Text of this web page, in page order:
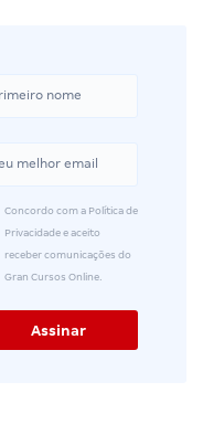
Concordo com a Política de
Privacidade e aceito
receber comunicações do
Gran Cursos Online.